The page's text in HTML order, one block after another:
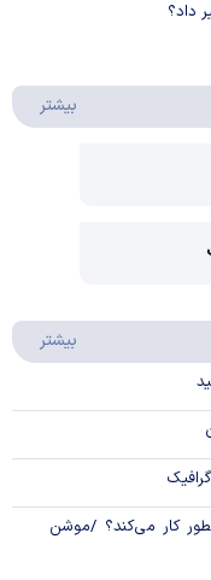
داد؟
بیشتر
بیشتر
کار می‌کند؟ /موشن